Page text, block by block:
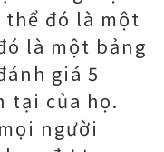
thể đó là một
là một bảng
giá 5
tại của họ.
người